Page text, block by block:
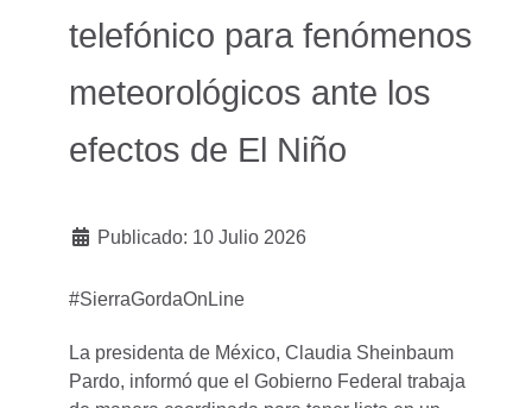
telefónico para fenómenos
meteorológicos ante los
efectos de El Niño
Publicado: 10 Julio 2026
#SierraGordaOnLine
La presidenta de México, Claudia Sheinbaum
Pardo, informó que el Gobierno Federal trabaja